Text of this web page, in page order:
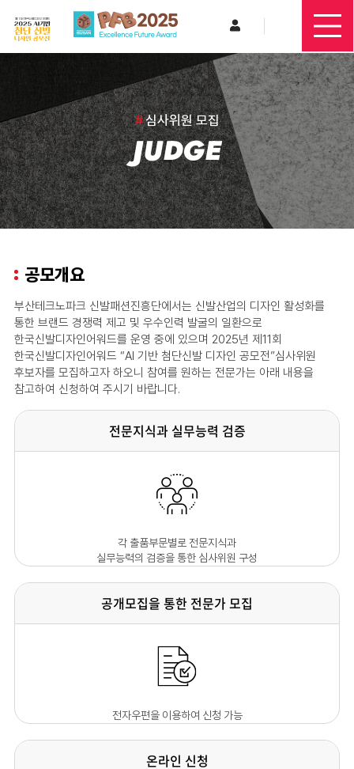
#심사위원 모집
JUDGE
공모개요
부산테크노파크 신발패션진흥단에서는 신발산업의 디자인 활성화를
통한 브랜드 경쟁력 제고 및 우수인력 발굴의 일환으로
한국신발디자인어워드를 운영 중에 있으며 2025년 제11회
한국신발디자인어워드 “AI 기반 첨단신발 디자인 공모전”심사위원
후보자를 모집하고자 하오니 참여를 원하는 전문가는 아래 내용을
참고하여 신청하여 주시기 바랍니다.
전문지식과 실무능력 검증
각 출품부문별로 전문지식과
실무능력의 검증을 통한 심사위원 구성
공개모집을 통한 전문가 모집
전자우편을 이용하여 신청 가능
온라인 신청